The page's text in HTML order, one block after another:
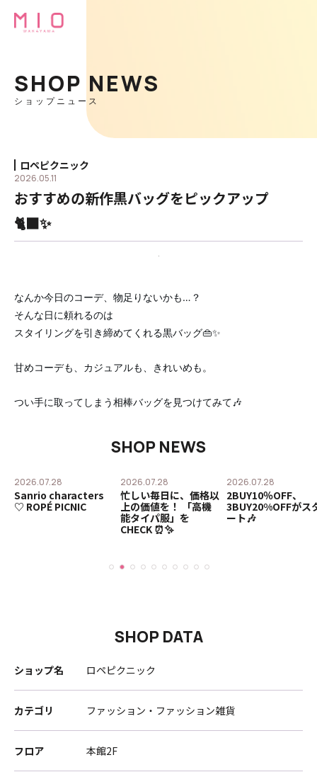
SHOP NEWS
ショップニュース
ロペピクニック
2026.05.11
おすすめの新作黒バッグをピックアップ
🐈‍⬛✨
なんか今日のコーデ、物足りないかも…？
そんな日に頼れるのは
スタイリングを引き締めてくれる黒バッグ👜✨
甘めコーデも、カジュアルも、きれいめも。
つい手に取ってしまう相棒バッグを見つけてみて🎶
SHOP NEWS
2026.07.28
Sanrio characters
♡ ROPÉ PICNIC
2026.07.28
忙しい毎日に、価格以
上の価値を！ 「高機
能タイパ服」を
CHECK ⏰✨
2026.07.28
2BUY10％OFF、
3BUY20%OFFがス
ート🎶
SHOP DATA
ショップ名 ロペピクニック
カテゴリ ファッション・ファッション雑貨
フロア 本館2F